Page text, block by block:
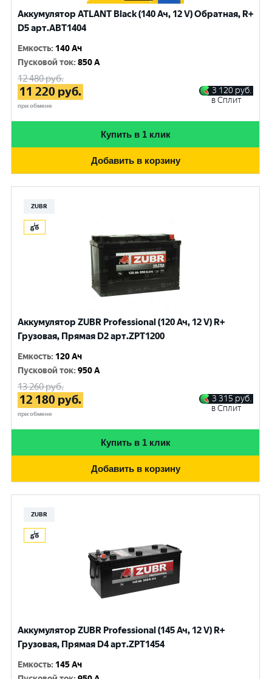
Аккумулятор ATLANT Black (140 Ач, 12 V) Обратная, R+
D5 арт.ABT1404
Емкость: 140 Ач
Пусковой ток:850 A
12 480руб.
11 220 руб.
при обмене
3 120 руб.
в Сплит
Купить в 1 клик
Добавить в корзину
ZUBR
Аккумулятор ZUBR Professional (120 Ач, 12 V) R+
Грузовая, Прямая D2 арт.ZPT1200
Емкость: 120 Ач
Пусковой ток:950 A
13 260руб.
12 180 руб.
при обмене
3 315 руб.
в Сплит
Купить в 1 клик
Добавить в корзину
ZUBR
Аккумулятор ZUBR Professional (145 Ач, 12 V) R+
Грузовая, Прямая D4 арт.ZPT1454
Емкость: 145 Ач